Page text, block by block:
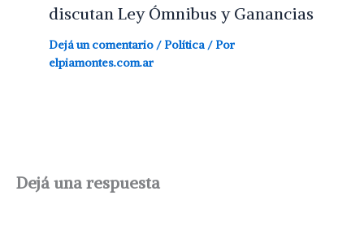
discutan Ley Ómnibus y Ganancias
Dejá un comentario /Política / Por
elpiamontes.com.ar
Dejá una respuesta